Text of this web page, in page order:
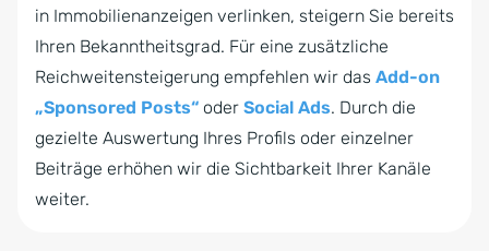
in Immobilienanzeigen verlinken, steigern Sie bereits
Ihren Bekanntheitsgrad. Für eine zusätzliche
Reichweitensteigerung empfehlen wir das Add-on
„Sponsored Posts“ oder Social Ads. Durch die
gezielte Auswertung Ihres Profils oder einzelner
Beiträge erhöhen wir die Sichtbarkeit Ihrer Kanäle
weiter.